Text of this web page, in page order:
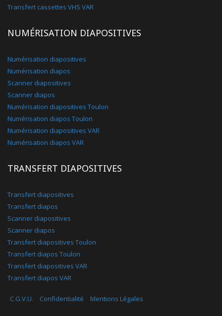
Transfert cassettes VHS VAR
NUMÉRISATION DIAPOSITIVES
Numérisation diapositives
Numérisation diapos
Scanner diapositives
Scanner diapos
Numérisation diapositives Toulon
Numérisation diapos Toulon
Numérisation diapositives VAR
Numérisation diapos VAR
TRANSFERT DIAPOSITIVES
Transfert diapositives
Transfert diapos
Scanner diapositives
Scanner diapos
Transfert diapositives Toulon
Transfert diapos Toulon
Transfert diapositives VAR
Transfert diapos VAR
C.G.V.U. Confidentialité Mentions Légales